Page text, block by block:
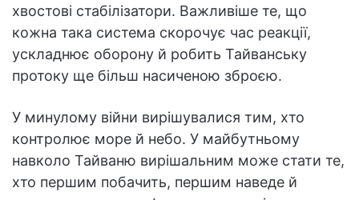
хвостові стабілізатори. Важливіше те, що
кожна така система скорочує час реакції,
ускладнює оборону й робить Тайванську
протоку ще більш насиченою зброєю.
У минулому війни вирішувалися тим, хто
контролює море й небо. У майбутньому
навколо Тайваню вирішальним може стати те,
хто першим побачить, першим наведе й